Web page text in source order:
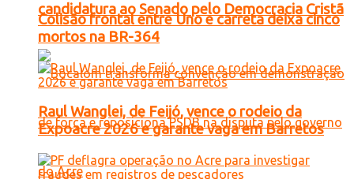
candidatura ao Senado pelo Democracia Cristã
Colisão frontal entre Uno e carreta deixa cinco
mortos na BR-364
Raul Wanglei, de Feijó, vence o rodeio da
Expoacre 2026 e garante vaga em Barretos